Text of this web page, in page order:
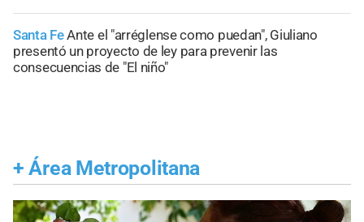
Santa FeAnte el "arréglense como puedan", Giuliano
presentó un proyecto de ley para prevenir las
consecuencias de "El niño"
+ Área Metropolitana